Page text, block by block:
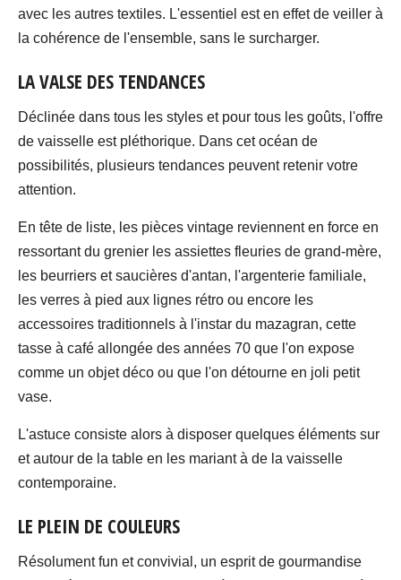
avec les autres textiles. L'essentiel est en effet de veiller à
la cohérence de l'ensemble, sans le surcharger.
LA VALSE DES TENDANCES
Déclinée dans tous les styles et pour tous les goûts, l'offre
de vaisselle est pléthorique. Dans cet océan de
possibilités, plusieurs tendances peuvent retenir votre
attention.
En tête de liste, les pièces vintage reviennent en force en
ressortant du grenier les assiettes fleuries de grand-mère,
les beurriers et saucières d'antan, l'argenterie familiale,
les verres à pied aux lignes rétro ou encore les
accessoires traditionnels à l'instar du mazagran, cette
tasse à café allongée des années 70 que l'on expose
comme un objet déco ou que l'on détourne en joli petit
vase.
L'astuce consiste alors à disposer quelques éléments sur
et autour de la table en les mariant à de la vaisselle
contemporaine.
LE PLEIN DE COULEURS
Résolument fun et convivial, un esprit de gourmandise